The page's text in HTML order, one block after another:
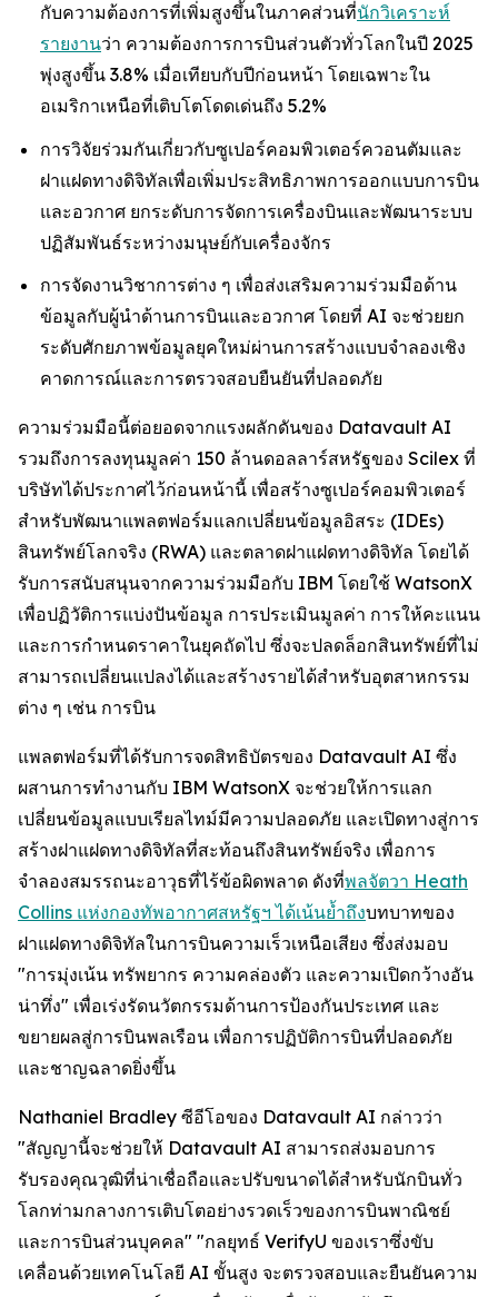
กับความต้องการที่เพิ่มสูงขึ้นในภาคส่วนที่นักวิเคราะห์
รายงานว่า ความต้องการการบินส่วนตัวทั่วโลกในปี 2025
พุ่งสูงขึ้น 3.8% เมื่อเทียบกับปีก่อนหน้า โดยเฉพาะใน
อเมริกาเหนือที่เติบโตโดดเด่นถึง 5.2%
การวิจัยร่วมกันเกี่ยวกับซูเปอร์คอมพิวเตอร์ควอนตัมและ
ฝาแฝดทางดิจิทัลเพื่อเพิ่มประสิทธิภาพการออกแบบการบิน
และอวกาศ ยกระดับการจัดการเครื่องบินและพัฒนาระบบ
ปฏิสัมพันธ์ระหว่างมนุษย์กับเครื่องจักร
การจัดงานวิชาการต่าง ๆ เพื่อส่งเสริมความร่วมมือด้าน
ข้อมูลกับผู้นำด้านการบินและอวกาศ โดยที่ AI จะช่วยยก
ระดับศักยภาพข้อมูลยุคใหม่ผ่านการสร้างแบบจำลองเชิง
คาดการณ์และการตรวจสอบยืนยันที่ปลอดภัย
ความร่วมมือนี้ต่อยอดจากแรงผลักดันของ Datavault AI
รวมถึงการลงทุนมูลค่า 150 ล้านดอลลาร์สหรัฐของ Scilex ที่
บริษัทได้ประกาศไว้ก่อนหน้านี้ เพื่อสร้างซูเปอร์คอมพิวเตอร์
สำหรับพัฒนาแพลตฟอร์มแลกเปลี่ยนข้อมูลอิสระ (IDEs)
สินทรัพย์โลกจริง (RWA) และตลาดฝาแฝดทางดิจิทัล โดยได้
รับการสนับสนุนจากความร่วมมือกับ IBM โดยใช้ WatsonX
เพื่อปฏิวัติการแบ่งปันข้อมูล การประเมินมูลค่า การให้คะแนน
และการกำหนดราคาในยุคถัดไป ซึ่งจะปลดล็อกสินทรัพย์ที่ไม่
สามารถเปลี่ยนแปลงได้และสร้างรายได้สำหรับอุตสาหกรรม
ต่าง ๆ เช่น การบิน
แพลตฟอร์มที่ได้รับการจดสิทธิบัตรของ Datavault AI ซึ่ง
ผสานการทำงานกับ IBM WatsonX จะช่วยให้การแลก
เปลี่ยนข้อมูลแบบเรียลไทม์มีความปลอดภัย และเปิดทางสู่การ
สร้างฝาแฝดทางดิจิทัลที่สะท้อนถึงสินทรัพย์จริง เพื่อการ
จำลองสมรรถนะอาวุธที่ไร้ข้อผิดพลาด ดังที่พลจัตวา Heath
Collins แห่งกองทัพอากาศสหรัฐฯ ได้เน้นย้ำถึงบทบาทของ
ฝาแฝดทางดิจิทัลในการบินความเร็วเหนือเสียง ซึ่งส่งมอบ
"การมุ่งเน้น ทรัพยากร ความคล่องตัว และความเปิดกว้างอัน
น่าทึ่ง" เพื่อเร่งรัดนวัตกรรมด้านการป้องกันประเทศ และ
ขยายผลสู่การบินพลเรือน เพื่อการปฏิบัติการบินที่ปลอดภัย
และชาญฉลาดยิ่งขึ้น
Nathaniel Bradley ซีอีโอของ Datavault AI กล่าวว่า
"สัญญานี้จะช่วยให้ Datavault AI สามารถส่งมอบการ
รับรองคุณวุฒิที่น่าเชื่อถือและปรับขนาดได้สำหรับนักบินทั่ว
โลกท่ามกลางการเติบโตอย่างรวดเร็วของการบินพาณิชย์
และการบินส่วนบุคคล" "กลยุทธ์ VerifyU ของเราซึ่งขับ
เคลื่อนด้วยเทคโนโลยี AI ขั้นสูง จะตรวจสอบและยืนยันความ